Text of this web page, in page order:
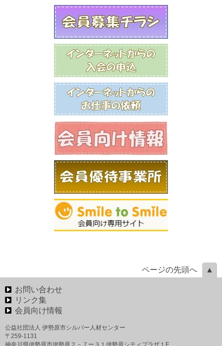
ページの先頭へ
お問い合わせ
リンク集
会員向け情報
公益社団法人 伊勢原市シルバー人材センター
〒259-1131
神奈川県伊勢原市伊勢原２－７ー３１伊勢原シティプラザ１F